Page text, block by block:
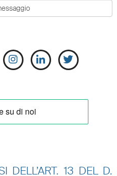
DELL’ART. 13 DEL D.